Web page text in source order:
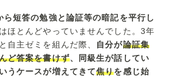
ら短答の勉強と論証等の暗記を平行し
ほとんどやっていませんでした。3年
自主ゼミを組んだ際、
自分が論証集
ど答案を書けず、同級生が話してい
うケースが増えてきて焦りを感じ始